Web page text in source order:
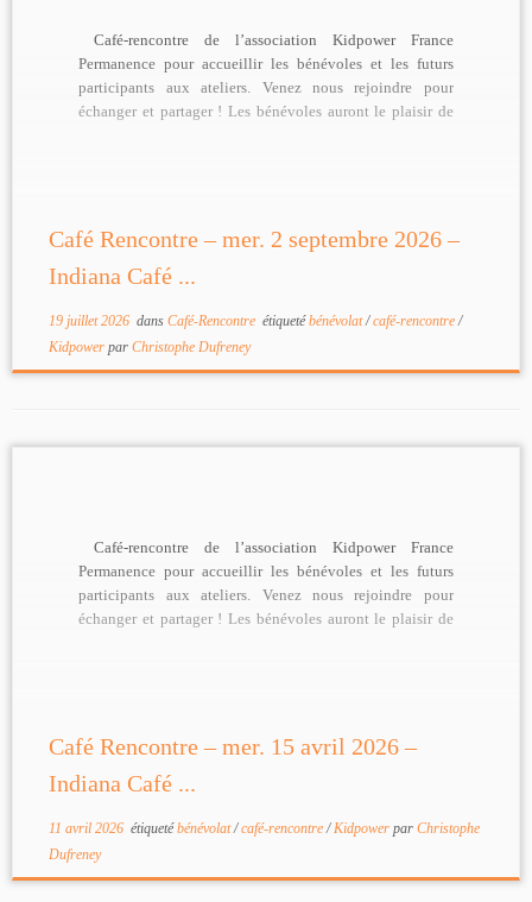
Café-rencontre de l’association Kidpower France
Permanence pour accueillir les bénévoles et les futurs
participants aux ateliers. Venez nous rejoindre pour
échanger et partager ! Les bénévoles auront le plaisir de
Café Rencontre – mer. 2 septembre 2026 –
Indiana Café ...
19 juillet 2026dans Café-Rencontre étiquetébénévolat/café-rencontre/
Kidpower par Christophe Dufreney
Café-rencontre de l’association Kidpower France
Permanence pour accueillir les bénévoles et les futurs
participants aux ateliers. Venez nous rejoindre pour
échanger et partager ! Les bénévoles auront le plaisir de
Café Rencontre – mer. 15 avril 2026 –
Indiana Café ...
11 avril 2026étiquetébénévolat/café-rencontre/Kidpower par Christophe
Dufreney